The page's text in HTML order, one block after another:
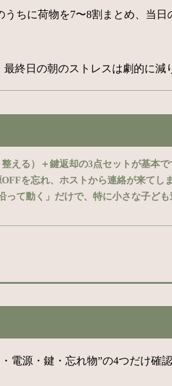
ちに荷物を7〜8割まとめ、当
終日の朝のストレスは劇的に減
える）＋鍵返却の3点セットが基本で
を忘れ、ホストから連絡が来てし
て動く」だけで、特に小さな子ど
電源・鍵・忘れ物”の4つだけ確認